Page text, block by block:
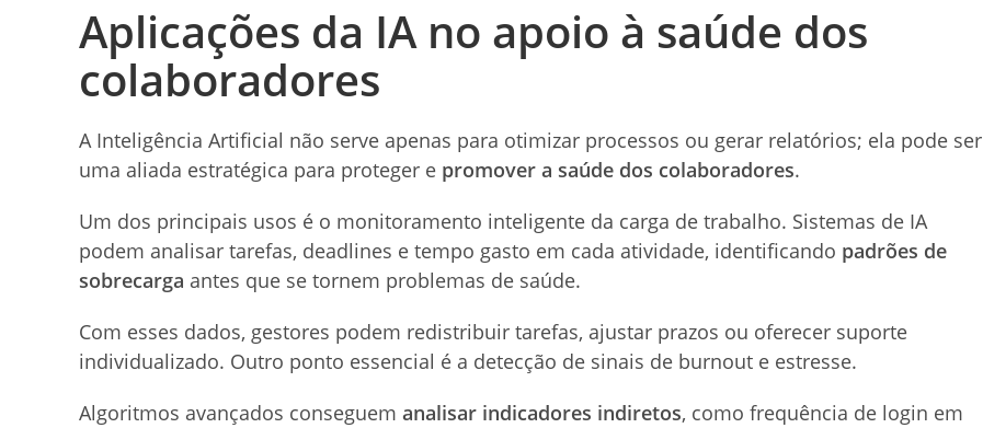
Aplicações da IA no apoio à saúde dos
colaboradores
A Inteligência Artificial não serve apenas para otimizar processos ou gerar relatórios; ela pode ser
uma aliada estratégica para proteger e promover a saúde dos colaboradores.
Um dos principais usos é o monitoramento inteligente da carga de trabalho. Sistemas de IA
podem analisar tarefas, deadlines e tempo gasto em cada atividade, identificando padrões de
sobrecarga antes que se tornem problemas de saúde.
Com esses dados, gestores podem redistribuir tarefas, ajustar prazos ou oferecer suporte
individualizado. Outro ponto essencial é a detecção de sinais de burnout e estresse.
Algoritmos avançados conseguem analisar indicadores indiretos, como frequência de login em